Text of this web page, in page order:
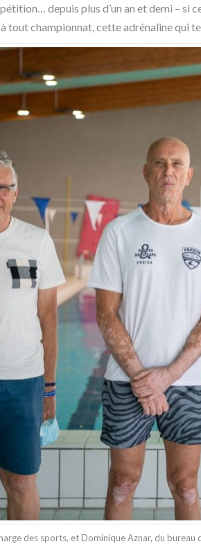
depuis plus d’un an et demi – si
tout championnat, cette adrénaline qui te
des sports, et Dominique Aznar, du